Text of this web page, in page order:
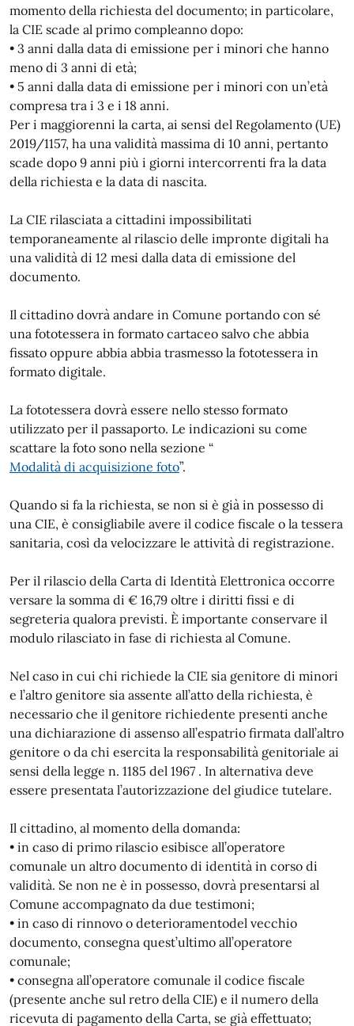
momento della richiesta del documento; in particolare,
la CIE scade al primo compleanno dopo:
• 3 anni dalla data di emissione per i minori che hanno
meno di 3 anni di età;
• 5 anni dalla data di emissione per i minori con un’età
compresa tra i 3 e i 18 anni.
Per i maggiorenni la carta, ai sensi del Regolamento (UE)
2019/1157, ha una validità massima di 10 anni, pertanto
scade dopo 9 anni più i giorni intercorrenti fra la data
della richiesta e la data di nascita.
La CIE rilasciata a cittadini impossibilitati
temporaneamente al rilascio delle impronte digitali ha
una validità di 12 mesi dalla data di emissione del
documento.
Il cittadino dovrà andare in Comune portando con sé
una fototessera in formato cartaceo salvo che abbia
fissato oppure abbia abbia trasmesso la fototessera in
formato digitale.
La fototessera dovrà essere nello stesso formato
utilizzato per il passaporto. Le indicazioni su come
scattare la foto sono nella sezione “
Modalità di acquisizione foto”.
Quando si fa la richiesta, se non si è già in possesso di
una CIE, è consigliabile avere il codice fiscale o la tessera
sanitaria, così da velocizzare le attività di registrazione.
Per il rilascio della Carta di Identità Elettronica occorre
versare la somma di € 16,79 oltre i diritti fissi e di
segreteria qualora previsti. È importante conservare il
modulo rilasciato in fase di richiesta al Comune.
Nel caso in cui chi richiede la CIE sia genitore di minori
e l’altro genitore sia assente all’atto della richiesta, è
necessario che il genitore richiedente presenti anche
una dichiarazione di assenso all’espatrio firmata dall’altro
genitore o da chi esercita la responsabilità genitoriale ai
sensi della legge n. 1185 del 1967 . In alternativa deve
essere presentata l’autorizzazione del giudice tutelare.
Il cittadino, al momento della domanda:
• in caso di primo rilascio esibisce all’operatore
comunale un altro documento di identità in corso di
validità. Se non ne è in possesso, dovrà presentarsi al
Comune accompagnato da due testimoni;
• in caso di rinnovo o deterioramentodel vecchio
documento, consegna quest’ultimo all’operatore
comunale;
• consegna all’operatore comunale il codice fiscale
(presente anche sul retro della CIE) e il numero della
ricevuta di pagamento della Carta, se già effettuato;